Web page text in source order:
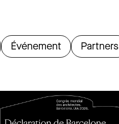
Événement Partners